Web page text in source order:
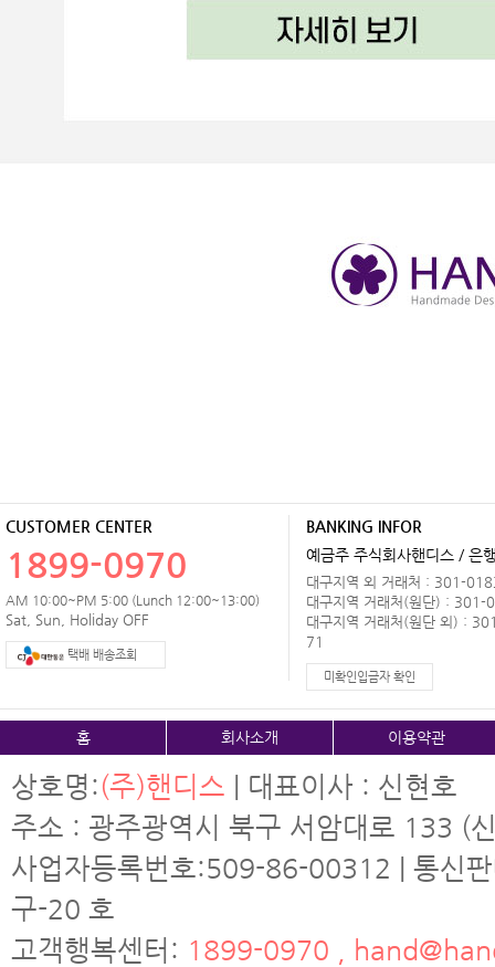
CUSTOMER CENTER
1899-0970
AM 10:00~PM 5:00 (Lunch 12:00~13:00)
Sat, Sun, Holiday OFF
택배 배송조회
BANKING INFOR
예금주 주식회사핸디스 / 은
대구지역 외 거래처 : 301-
대구지역 거래처(원단) :
대구지역 거래처(원단 외) :
71
미확인입금자 확인
홈 회사소개 이용약관
상호명:(주)핸디스 | 대표이사 : 신현호
주소 : 광주광역시 북구 서암대로 133 (
사업자등록번호:509-86-00312 | 통신
구-20 호
고객행복센터: 1899-0970 ,